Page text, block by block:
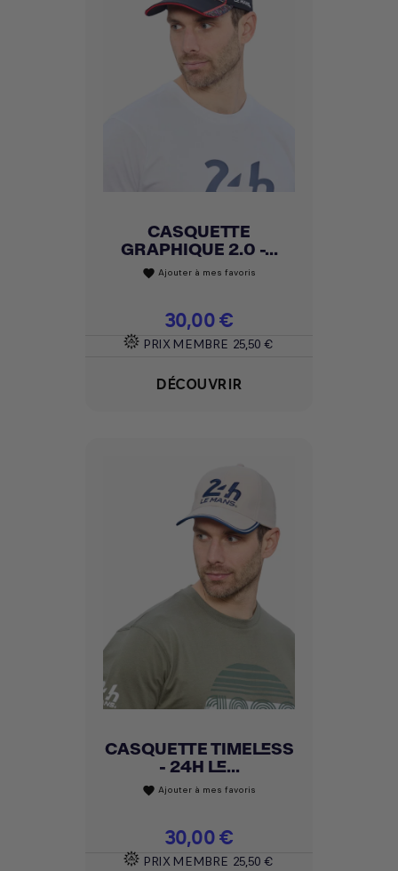
CASQUETTE
GRAPHIQUE 2.0 -...
favorite Ajouter à mes favoris
Prix
30,00 €
PRIX MEMBRE 25,50 €
DÉCOUVRIR
CASQUETTE TIMELESS
- 24H LE...
favorite Ajouter à mes favoris
Prix
30,00 €
PRIX MEMBRE 25,50 €